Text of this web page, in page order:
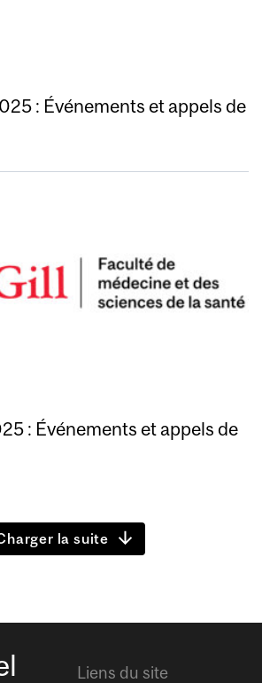
: Événements et appels de
: Événements et appels de
la suite
Liens du site